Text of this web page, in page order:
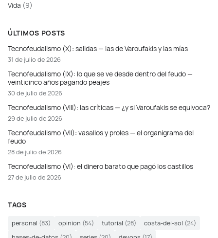
Vida (9)
ÚLTIMOS POSTS
Tecnofeudalismo (X): salidas — las de Varoufakis y las mías
31 de julio de 2026
Tecnofeudalismo (IX): lo que se ve desde dentro del feudo —
veinticinco años pagando peajes
30 de julio de 2026
Tecnofeudalismo (VIII): las críticas — ¿y si Varoufakis se equivoca?
29 de julio de 2026
Tecnofeudalismo (VII): vasallos y proles — el organigrama del
feudo
28 de julio de 2026
Tecnofeudalismo (VI): el dinero barato que pagó los castillos
27 de julio de 2026
TAGS
personal (83) opinion (54) tutorial (28) costa-del-sol (24)